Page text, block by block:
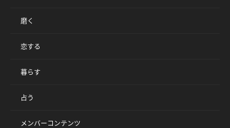
磨く
恋する
暮らす
占う
メンバーコンテンツ